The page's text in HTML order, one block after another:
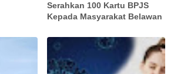
Serahkan 100 Kartu BPJS
Kepada Masyarakat Belawan